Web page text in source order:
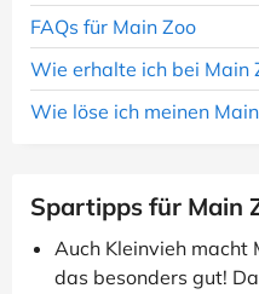
FAQs für Main Zoo
Wie erhalte ich bei Main
Wie löse ich meinen
Spartipps für Main
Auch Kleinvieh macht
das besonders gut!